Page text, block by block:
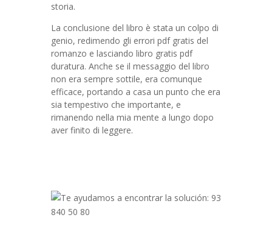
storia.
La conclusione del libro è stata un colpo di
genio, redimendo gli errori pdf gratis del
romanzo e lasciando libro gratis pdf
duratura. Anche se il messaggio del libro
non era sempre sottile, era comunque
efficace, portando a casa un punto che era
sia tempestivo che importante, e
rimanendo nella mia mente a lungo dopo
aver finito di leggere.